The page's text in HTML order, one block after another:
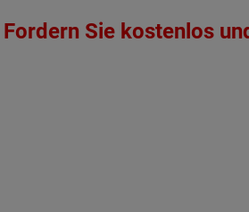
Fordern Sie kostenlos